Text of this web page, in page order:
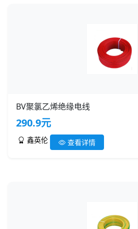
BV聚氯乙烯绝缘电线
290.9元
鑫英伦 查看详情